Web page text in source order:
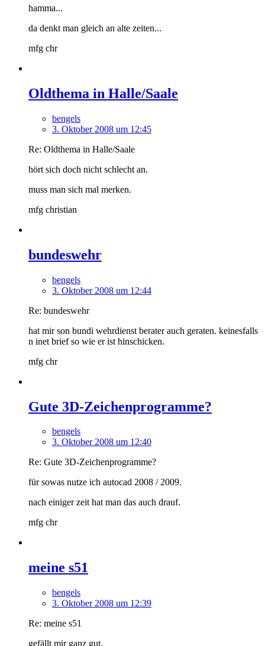
hamma...
da denkt man gleich an alte zeiten...
mfg chr
Oldthema in Halle/Saale
bengels
3. Oktober 2008 um 12:45
Re: Oldthema in Halle/Saale
hört sich doch nicht schlecht an.
muss man sich mal merken.
mfg christian
bundeswehr
bengels
3. Oktober 2008 um 12:44
Re: bundeswehr
hat mir son bundi wehrdienst berater auch geraten. keinesfalls
n inet brief so wie er ist hinschicken.
mfg chr
Gute 3D-Zeichenprogramme?
bengels
3. Oktober 2008 um 12:40
Re: Gute 3D-Zeichenprogramme?
für sowas nutze ich autocad 2008 / 2009.
nach einiger zeit hat man das auch drauf.
mfg chr
meine s51
bengels
3. Oktober 2008 um 12:39
Re: meine s51
gefällt mir ganz gut.